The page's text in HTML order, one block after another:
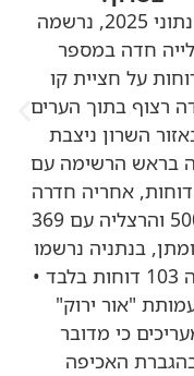
לפי נתוני 2025, נרשמה
חדה במספר
על חציית קו
רצוף בתוך הערים
השרון ניצבת
בראש הרשימה עם
580 דוחות, אחריה חדרה
עם 500 והרצליה עם 369
בנתניה נרשמו
השנה 103 דוחות בלבד •
"אור ירוק"
כי מדובר
האכיפה